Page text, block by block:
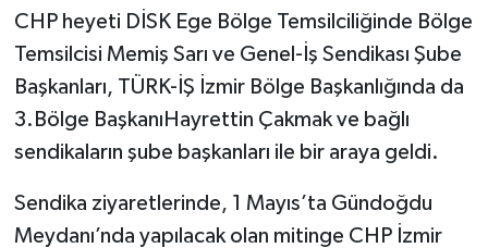
CHP heyeti DİSK Ege Bölge Temsilciliğinde Bölge
Temsilcisi Memiş Sarı ve Genel-İş Sendikası Şube
Başkanları, TÜRK-İŞ İzmir Bölge Başkanlığında da
3.Bölge BaşkanıHayrettin Çakmak ve bağlı
sendikaların şube başkanları ile bir araya geldi.
Sendika ziyaretlerinde, 1 Mayıs’ta Gündoğdu
Meydanı’nda yapılacak olan mitinge CHP İzmir